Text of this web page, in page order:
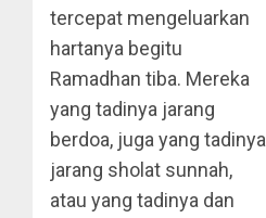
tercepat mengeluarkan
hartanya begitu
Ramadhan tiba. Mereka
yang tadinya jarang
berdoa, juga yang tadinya
jarang sholat sunnah,
atau yang tadinya dan